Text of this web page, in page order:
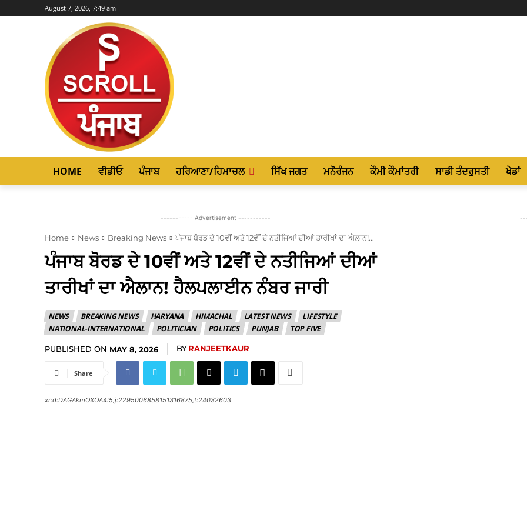
August 7, 2026, 7:49 am
HOME ਵੀਡੀਓ ਪੰਜਾਬ ਹਰਿਆਣਾ/ਹਿਮਾਚਲ ਸਿੱਖ ਜਗਤ ਮਨੋਰੰਜਨ ਕੌਮੀ ਕੌਮਾਂਤਰੀ ਸਾਡੀ ਤੰਦਰੁਸਤੀ ਖੇਡਾਂ
----------- Advertisement -----------
Home News Breaking News ਪੰਜਾਬ ਬੋਰਡ ਦੇ 10ਵੀਂ ਅਤੇ 12ਵੀਂ ਦੇ ਨਤੀਜਿਆਂ ਦੀਆਂ ਤਾਰੀਖਾਂ ਦਾ ਐਲਾਨ!...
ਪੰਜਾਬ ਬੋਰਡ ਦੇ 10ਵੀਂ ਅਤੇ 12ਵੀਂ ਦੇ ਨਤੀਜਿਆਂ ਦੀਆਂ
ਤਾਰੀਖਾਂ ਦਾ ਐਲਾਨ! ਹੈਲਪਲਾਈਨ ਨੰਬਰ ਜਾਰੀ
NEWS BREAKING NEWS HARYANA HIMACHAL LATEST NEWS
LIFESTYLE
NATIONAL-INTERNATIONAL
POLITICIAN POLITICS PUNJAB TOP FIVE
PUBLISHED ON MAY 8, 2026 BY RANJEETKAUR
Share
xr:d:DAGAkmOXOA4:5,j:2295006858151316875,t:24032603